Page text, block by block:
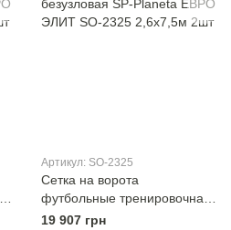
Артикул: SO-2325
Сетка на ворота
футбольные тренировочная
безузловая SP-Planeta ЕВРО
19 907 грн